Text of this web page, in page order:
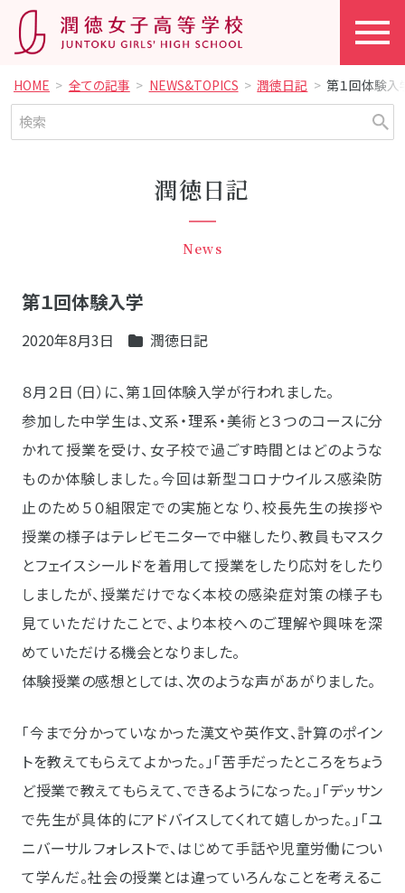
HOME 全ての記事 NEWS&TOPICS 潤徳日記 第１回体験入
潤徳日記
News
第１回体験入学
2020年8月3日 潤徳日記
８月２日（日）に、第１回体験入学が行われました。
参加した中学生は、文系・理系・美術と３つのコースに分
かれて授業を受け、女子校で過ごす時間とはどのような
ものか体験しました。今回は新型コロナウイルス感染防
止のため５０組限定での実施となり、校長先生の挨拶や
授業の様子はテレビモニターで中継したり、教員もマスク
とフェイスシールドを着用して授業をしたり応対をしたり
しましたが、授業だけでなく本校の感染症対策の様子も
見ていただけたことで、より本校へのご理解や興味を深
めていただける機会となりました。
体験授業の感想としては、次のような声があがりました。
「今まで分かっていなかった漢文や英作文、計算のポイン
トを教えてもらえてよかった。」「苦手だったところをちょう
ど授業で教えてもらえて、できるようになった。」「デッサン
で先生が具体的にアドバイスしてくれて嬉しかった。」「ユ
ニバーサルフォレストで、はじめて手話や児童労働につい
て学んだ。社会の授業とは違っていろんなことを考えるこ